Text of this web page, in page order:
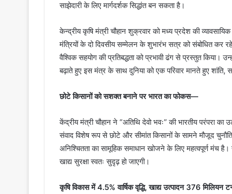
साझेदारी के लिए मार्गदर्शक सिद्धांत बन सकता है।
केन्द्रीय कृषि मंत्री चौहान शुक्रवार को मध्य प्रदेश की
मंत्रियों के दो दिवसीय सम्मेलन के शुभारंभ सत्र को संबोधित कर
वैश्विक सहयोग की प्रतिबद्धता को प्रभावी ढंग से प्रस्तुत
बढ़ाते हुए इस मंत्र के साथ दुनिया को एक परिवार मानते हुए शांति,
छोटे किसानों को सशक्त बनाने पर भारत का फोकस—
केंद्रीय मंत्री चौहान ने “अतिथि देवो भवः” की भारतीय परंपरा
संवाद विशेष रूप से छोटे और सीमांत किसानों के सामने मौजूद
अनिश्चितता का सामूहिक समाधान खोजने के लिए महत्वपूर्ण मंच
खाद्य सुरक्षा स्वतः सुदृढ़ हो जाएगी।
कृषि विकास में 4.5% वार्षिक वृद्धि, खाद्य उत्पादन 376